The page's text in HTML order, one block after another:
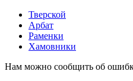
Тверской
Арбат
Раменки
Хамовники
Нам можно сообщить об